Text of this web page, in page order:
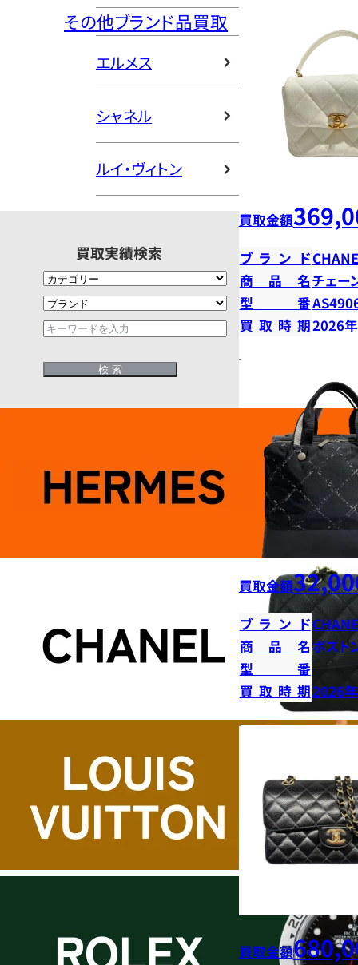
その他ブランド品買取
エルメス
シャネル
ルイ・ヴィトン
買取実績検索
買取金額
ブランド
商品名チェー
型番
買取時期2026
買取金額
ブランド
商品名ボスト
型番
買取時期2026
買取金額